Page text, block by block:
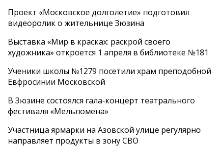
Проект «Московское долголетие» подготовил
видеоролик о жительнице Зюзина
Выставка «Мир в красках: раскрой своего
художника» откроется 1 апреля в библиотеке №181
Ученики школы №1279 посетили храм преподобной
Евфросинии Московской
В Зюзине состоялся гала-концерт театрального
фестиваля «Мельпомена»
Участница ярмарки на Азовской улице регулярно
направляет продукты в зону СВО